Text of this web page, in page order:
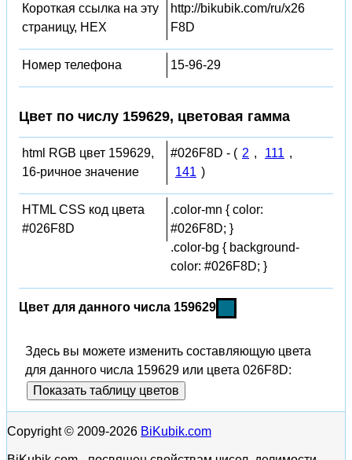
Короткая ссылка на эту
страницу, HEX
http://bikubik.com/ru/x26
F8D
Номер телефона 15-96-29
Цвет по числу 159629, цветовая гамма
html RGB цвет 159629,
16-ричное значение
#026F8D - ( 2 , 111 ,
141 )
HTML CSS код цвета
#026F8D
.color-mn { color:
#026F8D; }
.color-bg { background-
color: #026F8D; }
Цвет для данного числа 159629
Здесь вы можете изменить составляющую цвета
для данного числа 159629 или цвета 026F8D:
Показать таблицу цветов
Copyright © 2009-2026 BiKubik.com